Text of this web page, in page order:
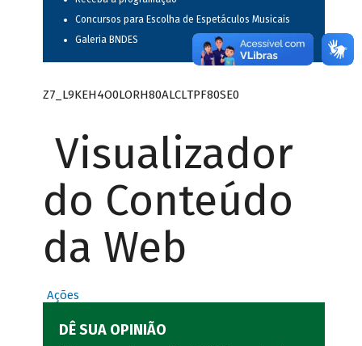
Concursos para Escolha de Espetáculos Musicais
Galeria BNDES
Z7_L9KEH4O0LORH80ALCLTPF80SE0
Visualizador
do Conteúdo
da Web
Ações
DÊ SUA OPINIÃO